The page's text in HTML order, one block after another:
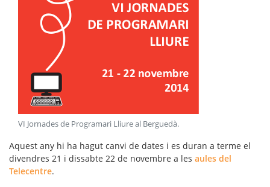
VI Jornades de Programari Lliure al Berguedà.
Aquest any hi ha hagut canvi de dates i es duran a terme el
divendres 21 i dissabte 22 de novembre a les aules del
Telecentre.